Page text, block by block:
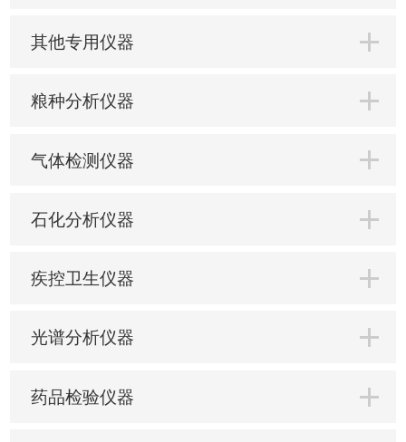
其他专用仪器
粮种分析仪器
气体检测仪器
石化分析仪器
疾控卫生仪器
光谱分析仪器
药品检验仪器